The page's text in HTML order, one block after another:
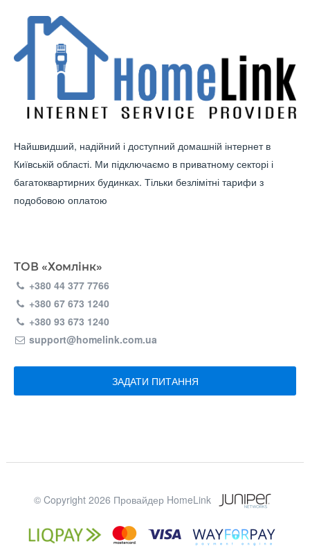
Найшвидший, надійний і доступний домашній інтернет в
Київській області. Ми підключаємо в приватному секторі і
багатоквартирних будинках. Тільки безлімітні тарифи з
подобовою оплатою
ТОВ «Хомлінк»
+380 44 377 7766
+380 67 673 1240
+380 93 673 1240
support@homelink.com.ua
ЗАДАТИ ПИТАННЯ
© Copyright 2026 Провайдер HomeLink